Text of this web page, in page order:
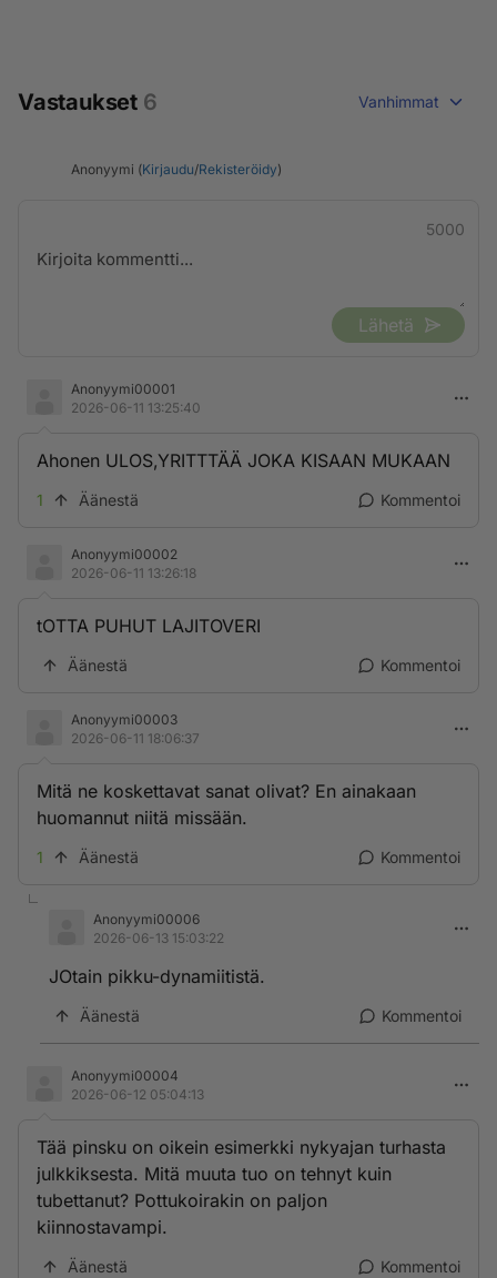
Vastaukset 6 Vanhimmat
Anonyymi (Kirjaudu/Rekisteröidy)
5000
Lähetä
Anonyymi00001
2026-06-11 13:25:40
Ahonen ULOS,YRITTTÄÄ JOKA KISAAN MUKAAN
1 Äänestä Kommentoi
Anonyymi00002
2026-06-11 13:26:18
tOTTA PUHUT LAJITOVERI
Äänestä Kommentoi
Anonyymi00003
2026-06-11 18:06:37
Mitä ne koskettavat sanat olivat? En ainakaan
huomannut niitä missään.
1 Äänestä Kommentoi
Anonyymi00006
2026-06-13 15:03:22
JOtain pikku-dynamiitistä.
Äänestä Kommentoi
Anonyymi00004
2026-06-12 05:04:13
Tää pinsku on oikein esimerkki nykyajan turhasta
julkkiksesta. Mitä muuta tuo on tehnyt kuin
tubettanut? Pottukoirakin on paljon
kiinnostavampi.
Äänestä Kommentoi